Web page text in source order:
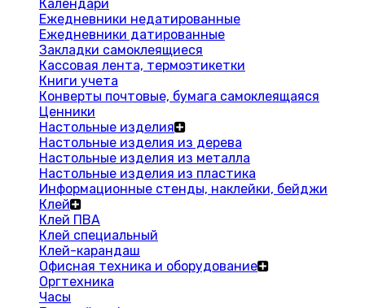
Календари
Ежедневники недатированные
Ежедневники датированные
Закладки самоклеящиеся
Кассовая лента, термоэтикетки
Книги учета
Конверты почтовые, бумага самоклеящаяся
Ценники
Настольные изделия
Настольные изделия из дерева
Настольные изделия из металла
Настольные изделия из пластика
Информационные стенды, наклейки, бейджи
Клей
Клей ПВА
Клей специальный
Клей-карандаш
Офисная техника и оборудование
Оргтехника
Часы